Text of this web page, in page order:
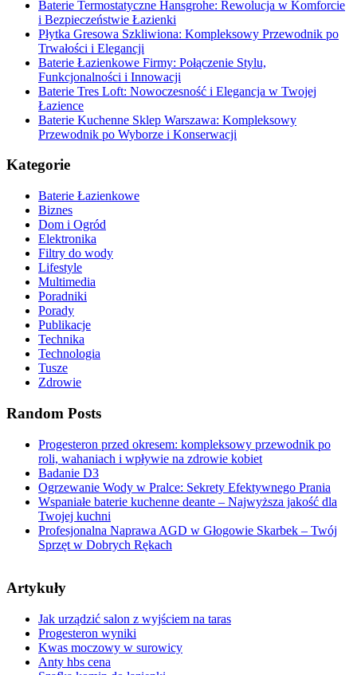
Baterie Termostatyczne Hansgrohe: Rewolucja w Komforcie
i Bezpieczeństwie Łazienki
Płytka Gresowa Szkliwiona: Kompleksowy Przewodnik po
Trwałości i Elegancji
Baterie Łazienkowe Firmy: Połączenie Stylu,
Funkcjonalności i Innowacji
Baterie Tres Loft: Nowoczesność i Elegancja w Twojej
Łazience
Baterie Kuchenne Sklep Warszawa: Kompleksowy
Przewodnik po Wyborze i Konserwacji
Kategorie
Baterie Łazienkowe
Biznes
Dom i Ogród
Elektronika
Filtry do wody
Lifestyle
Multimedia
Poradniki
Porady
Publikacje
Technika
Technologia
Tusze
Zdrowie
Random Posts
Progesteron przed okresem: kompleksowy przewodnik po
roli, wahaniach i wpływie na zdrowie kobiet
Badanie D3
Ogrzewanie Wody w Pralce: Sekrety Efektywnego Prania
Wspaniałe baterie kuchenne deante – Najwyższa jakość dla
Twojej kuchni
Profesjonalna Naprawa AGD w Głogowie Skarbek – Twój
Sprzęt w Dobrych Rękach
Artykuły
Jak urządzić salon z wyjściem na taras
Progesteron wyniki
Kwas moczowy w surowicy
Anty hbs cena